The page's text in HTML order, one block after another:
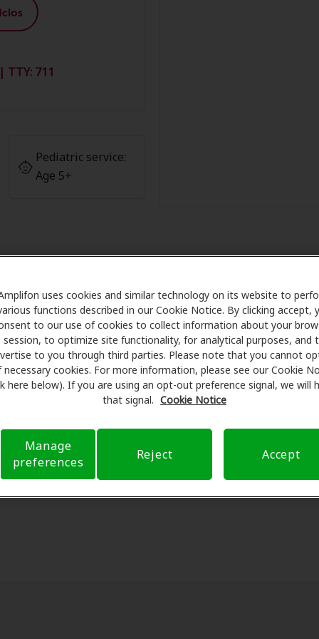
TTY: 711
Pediatric service:
Age 5+
de Amplifon en Logan
se asocia con muchos planes de beneficios y clínicas
especiales en audífonos y atención auditiva.
con profesionales licenciados para evaluaciones,
en Logan Hearing Zone, Amplifon Hearing Health
sus gastos de bolsillo y de presentar una
de atención auditiva y liberarlo de preocupaciones con
el seguro y con opciones de pago flexibles cuando
uses cookies and similar technology on its website to
functions described in our Cookie Notice. By clicking accept,
to our use of cookies to collect information about your
session, to optimize site functionality, for analytical purposes, and
to you through third parties. Please note that you cannot
necessary cookies. For more information, please see our Cookie
here below). If you are using an opt-out preference signal, we will
that signal. Cookie Notice
Manage
preferences
Reject Accept